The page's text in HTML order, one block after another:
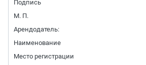
Подпись
М. П.
Арендодатель:
Наименование
Место регистрации